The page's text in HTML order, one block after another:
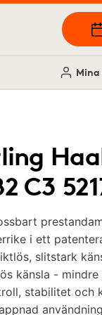
C3
i ett
slitstark
känsla -
stabilitet och